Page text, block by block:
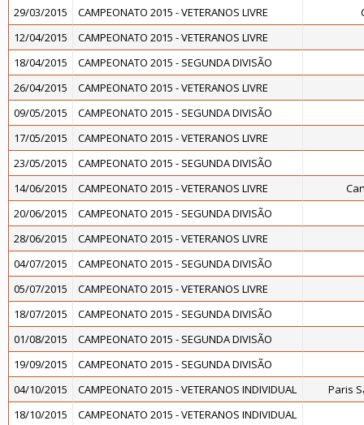
29/03/2015
CAMPEONATO 2015 - VETERANOS LIVRE
12/04/2015
CAMPEONATO 2015 - VETERANOS LIVRE
18/04/2015
CAMPEONATO 2015 - SEGUNDA DIVISÃO
26/04/2015
CAMPEONATO 2015 - VETERANOS LIVRE
09/05/2015
CAMPEONATO 2015 - SEGUNDA DIVISÃO
17/05/2015
CAMPEONATO 2015 - VETERANOS LIVRE
23/05/2015
CAMPEONATO 2015 - SEGUNDA DIVISÃO
14/06/2015
CAMPEONATO 2015 - VETERANOS LIVRE
20/06/2015
CAMPEONATO 2015 - SEGUNDA DIVISÃO
28/06/2015
CAMPEONATO 2015 - VETERANOS LIVRE
04/07/2015
CAMPEONATO 2015 - SEGUNDA DIVISÃO
05/07/2015
CAMPEONATO 2015 - VETERANOS LIVRE
18/07/2015
CAMPEONATO 2015 - SEGUNDA DIVISÃO
01/08/2015
CAMPEONATO 2015 - SEGUNDA DIVISÃO
19/09/2015
CAMPEONATO 2015 - SEGUNDA DIVISÃO
04/10/2015
CAMPEONATO 2015 - VETERANOS INDIVIDUAL
Paris
18/10/2015
CAMPEONATO 2015 - VETERANOS INDIVIDUAL